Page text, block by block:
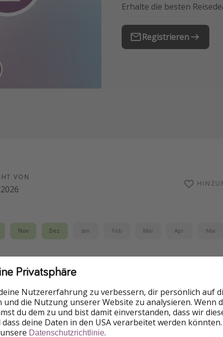
Erhalte die besten
Registrieren
Buche die besten
VON
Nov Dez Jan Feb Mär Apr Mai
dringend nötig ist, auf nach Marsa Alam: Ein
super günstigen Preisen, ruhige Strände, türkises
🤩
beispielsweise im 4-Sterne-Resort "Coral
Privatsphäre
Nutzererfahrung zu verbessern, dir persönlich auf
die Nutzung unserer Website zu analysieren. Wenn
du dem zu und bist damit einverstanden, dass wir
deine Daten in den USA verarbeitet werden
Datenschutzrichtlinie.